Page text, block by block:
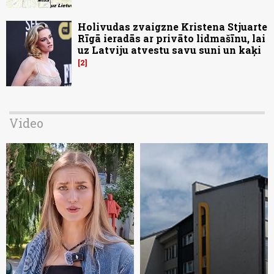
Holivudas zvaigzne Kristena Stjuarte
Rīgā ieradās ar privāto lidmašīnu, lai
uz Latviju atvestu savu suni un kaķi
2
Video